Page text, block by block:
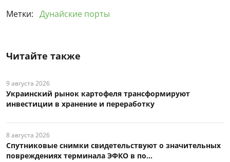
Метки: Дунайские порты
Читайте также
9 августа 2026
Украинский рынок картофеля трансформируют
инвестиции в хранение и переработку
8 августа 2026
Спутниковые снимки свидетельствуют о значительных
повреждениях терминала ЭФКО в по...